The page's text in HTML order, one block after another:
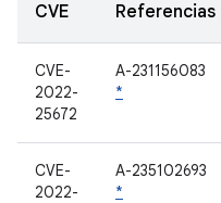
CVE Referencias
CVE-
2022-
25672
A-231156083
*
CVE-
2022-
A-235102693
*